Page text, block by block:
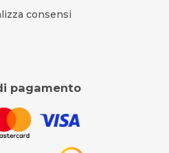
consensi
pagamento